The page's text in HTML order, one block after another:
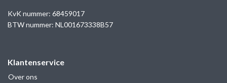
KvK nummer: 68459017
BTW nummer: NL001673338B57
Klantenservice
Over ons